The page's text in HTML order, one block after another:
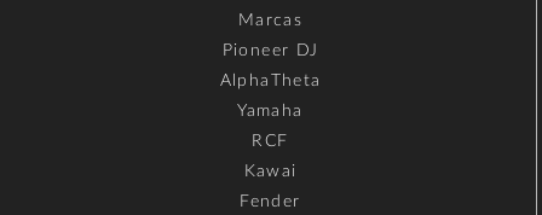
Marcas
Pioneer DJ
AlphaTheta
Yamaha
RCF
Kawai
Fender